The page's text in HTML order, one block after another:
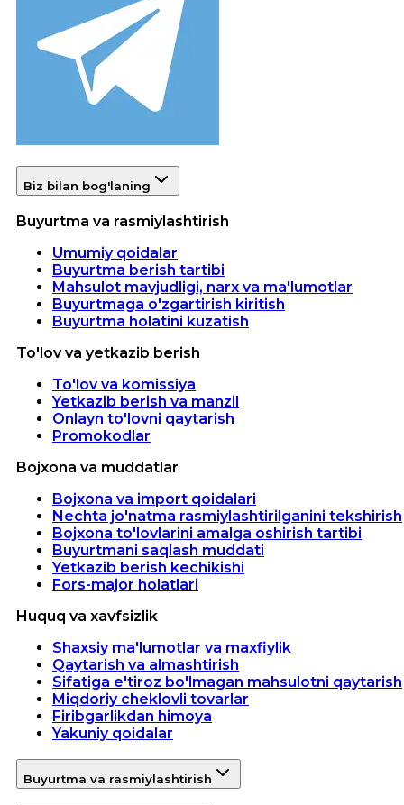
Biz bilan bog'laning
Buyurtma va rasmiylashtirish
Umumiy qoidalar
Buyurtma berish tartibi
Mahsulot mavjudligi, narx va ma'lumotlar
Buyurtmaga o'zgartirish kiritish
Buyurtma holatini kuzatish
To'lov va yetkazib berish
To'lov va komissiya
Yetkazib berish va manzil
Onlayn to'lovni qaytarish
Promokodlar
Bojxona va muddatlar
Bojxona va import qoidalari
Nechta jo'natma rasmiylashtirilganini tekshirish
Bojxona to'lovlarini amalga oshirish tartibi
Buyurtmani saqlash muddati
Yetkazib berish kechikishi
Fors-major holatlari
Huquq va xavfsizlik
Shaxsiy ma'lumotlar va maxfiylik
Qaytarish va almashtirish
Sifatiga e'tiroz bo'lmagan mahsulotni qaytarish
Miqdoriy cheklovli tovarlar
Firibgarlikdan himoya
Yakuniy qoidalar
Buyurtma va rasmiylashtirish